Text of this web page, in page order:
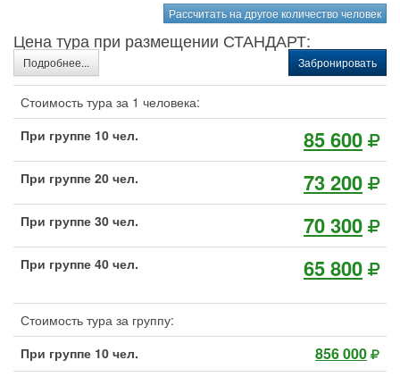
Рассчитать на другое количество человек
Цена тура при размещении СТАНДАРТ:
Подробнее... Забронировать
Стоимость тура за 1 человека:
При группе 10 чел.
85 600
При группе 20 чел. 73 200
При группе 30 чел. 70 300
При группе 40 чел. 65 800
Стоимость тура за группу:
При группе 10 чел.
856 000